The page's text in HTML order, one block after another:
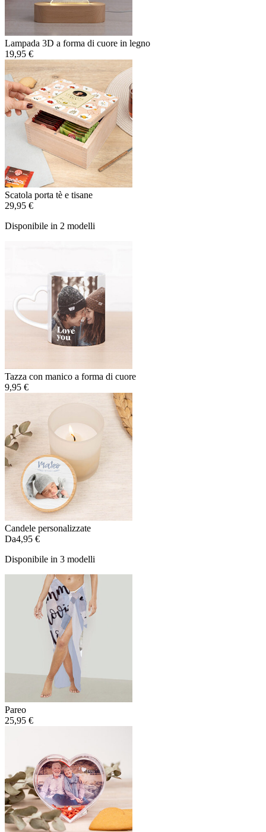
Lampada 3D a forma di cuore in legno
19,95 €
Scatola porta tè e tisane
29,95 €
Disponibile in 2 modelli
Tazza con manico a forma di cuore
9,95 €
Candele personalizzate
Da4,95 €
Disponibile in 3 modelli
Pareo
25,95 €